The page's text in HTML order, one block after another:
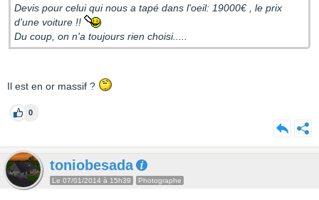
Devis pour celui qui nous a tapé dans l'oeil: 19000€ , le prix
d'une voiture !!
Du coup, on n'a toujours rien choisi.....
Il est en or massif ?
0
toniobesada
Le 07/01/2014 à 15h39 Photographe